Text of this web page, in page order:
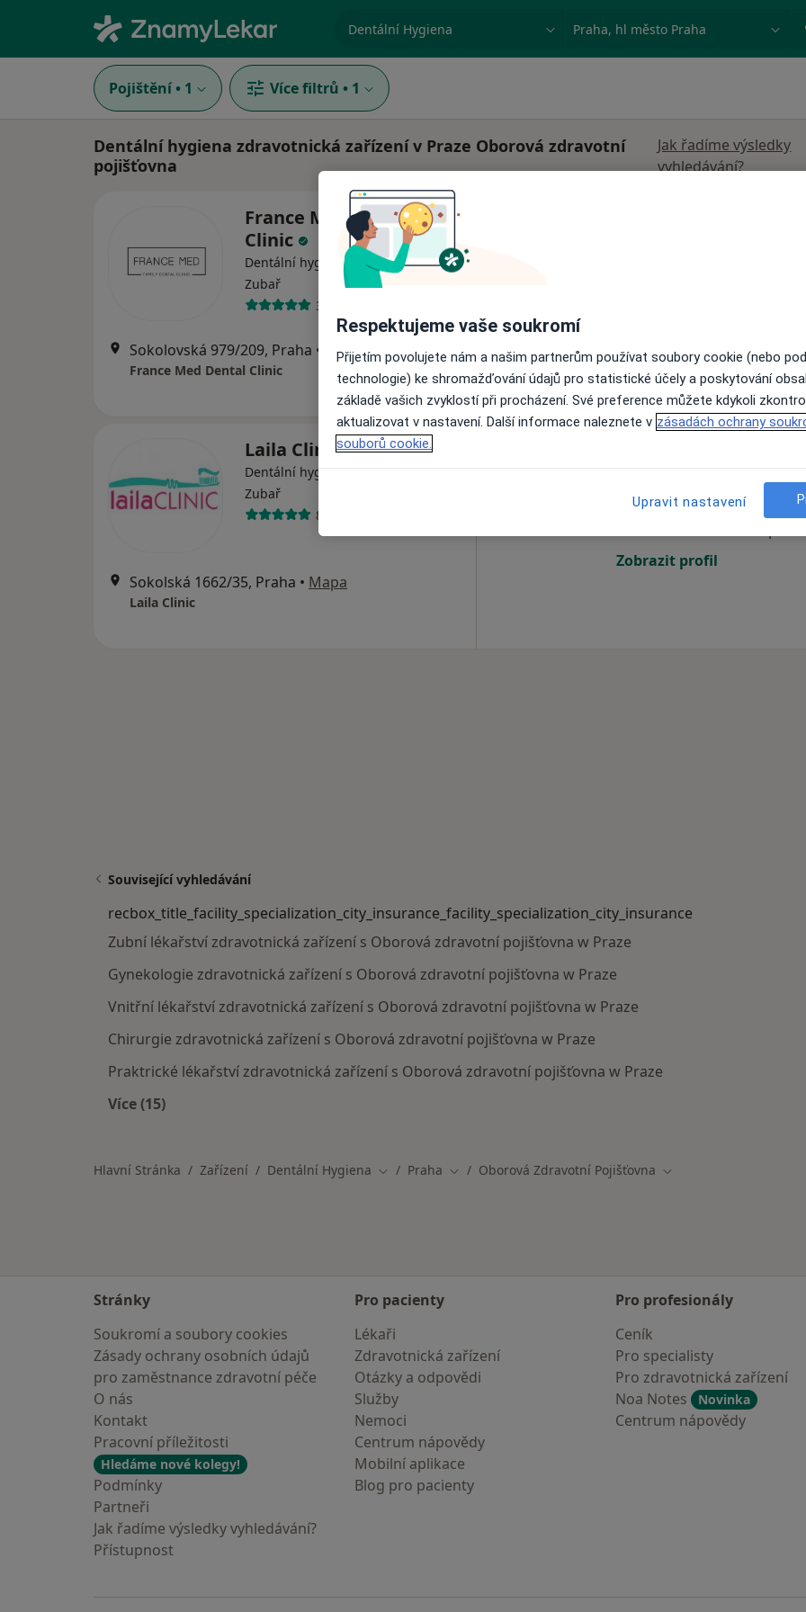
specializace, nemoc nebo příjmení Město nebo region
Pojištění • 1 Více filtrů • 1
Dentální hygiena zdravotnická zařízení v Praze Oborová zdravotní
pojišťovna
Jak řadíme výsledky
vyhledávání?
France Med Dental
Clinic
Dentální hygienistka, hygienista,
Zubař
3 názory
Sokolovská 979/209, Praha • Mapa
France Med Dental Clinic
Laila Clinic
Dentální hygienistka, hygienista,
Zubař
82 názorů
Sokolská 1662/35, Praha • Mapa
Laila Clinic
Zobrazit profil
Související vyhledávání
recbox_title_facility_specialization_city_insurance_facility_specialization_city_insurance
Zubní lékařství zdravotnická zařízení s Oborová zdravotní pojišťovna w Praze
Gynekologie zdravotnická zařízení s Oborová zdravotní pojišťovna w Praze
Vnitřní lékařství zdravotnická zařízení s Oborová zdravotní pojišťovna w Praze
Chirurgie zdravotnická zařízení s Oborová zdravotní pojišťovna w Praze
Praktrické lékařství zdravotnická zařízení s Oborová zdravotní pojišťovna w Praze
Více (15)
Hlavní Stránka Zařízení Dentální Hygiena Změna města
Praha Změna města
Oborová Zdravotní Pojišťovna Změna města
Stránky
Soukromí a soubory cookies
Zásady ochrany osobních údajů
pro zaměstnance zdravotní péče
O nás
Kontakt
Pracovní příležitosti
Hledáme nové kolegy!
Podmínky
Partneři
Jak řadíme výsledky vyhledávání?
Přístupnost
Pro pacienty
Lékaři
Zdravotnická zařízení
Otázky a odpovědi
Služby
Nemoci
Centrum nápovědy
Mobilní aplikace
Blog pro pacienty
Pro profesionály
Ceník
Pro specialisty
Pro zdravotnická zařízení
Noa Notes
Novinka
Centrum nápovědy
Respektujeme vaše soukromí
Přijetím povolujete nám a našim partnerům používat soubory cookie (nebo
technologie) ke shromažďování údajů pro statistické účely a poskytování
základě vašich zvyklostí při procházení. Své preference můžete kdykoli
aktualizovat v nastavení. Další informace naleznete v zásadách ochrany
souborů cookie.
Upravit nastavení